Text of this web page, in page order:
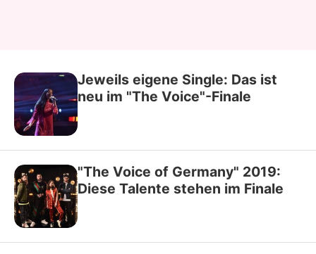
Jeweils eigene Single: Das ist
neu im "The Voice"-Finale
"The Voice of Germany" 2019:
Diese Talente stehen im Finale